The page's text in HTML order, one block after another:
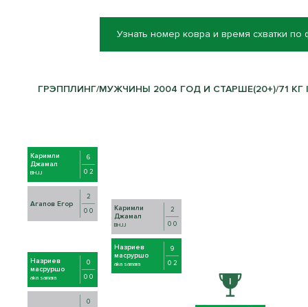
Узнать номер ковра и время схватки по
ГРЭППЛИНГ/МУЖЧИНЫ 2004 ГОД И СТАРШЕ(20+)/71 КГ
Каримли
Джамал
BHJJ
6
0 2
Агапов Егор
2
0 0
Назриев
масруршо
aka samara
0
0 0
0
Каримли
Джамал
BHJJ
2
0 0
Назриев
масруршо
aka samara
9
0 2